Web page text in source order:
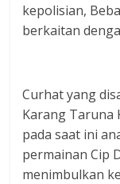
kepolisian,
berkaitan
Curhat yang
Karang Taruna
pada saat ini
permainan Cip
menimbulkan